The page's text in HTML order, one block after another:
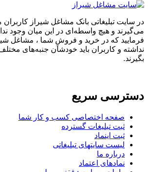
در سایت تبلیغاتی بانک مشاغل شیراز
می‌گیرند و هیچ واسطه‌ای در این میان وجود
فرمایید که در خرید و فروشِ شما ، مشاغل
نداشته و کاربران باید خودشان جنبه‌های
بگیرند.
دسترسی سریع
صفحه اختصاصی کسب و کار شما
ثبت تبلیغات گسترده
ثبت اینماد
لیست سایتهای تبلیغاتی
درباره ما
نمادهای اعتماد